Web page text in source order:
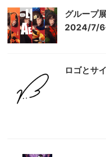
グループ
2024/7/
ロゴとサ